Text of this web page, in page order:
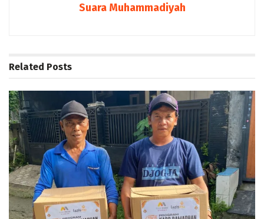
Suara Muhammadiyah
Related Posts